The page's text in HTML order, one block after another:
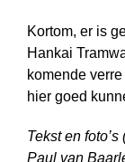
Kortom, er is
Hankai
komende
hier goed
Tekst en
Paul van